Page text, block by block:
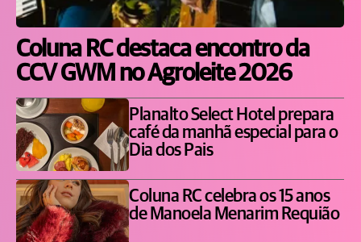
Coluna RC destaca encontro da
CCV GWM no Agroleite 2026
Planalto Select Hotel prepara
café da manhã especial para o
Dia dos Pais
Coluna RC celebra os 15 anos
de Manoela Menarim Requião